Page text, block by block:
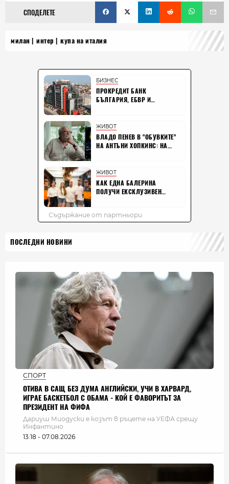
СПОДЕЛЕТЕ
милан интер купа на италия
ПОСЛЕДНИ НОВИНИ
СПОРТ
ОТИВА В САЩ БЕЗ ДУМА АНГЛИЙСКИ, УЧИ В ХАРВАРД,
ИГРАЕ БАСКЕТБОЛ С ОБАМА - КОЙ Е ФАВОРИТЪТ ЗА
ПРЕЗИДЕНТ НА ФИФА
Дариуш Миодуски е козът в ръцете на УЕФА срещу
Инфантино
13:18 - 07.08.2026